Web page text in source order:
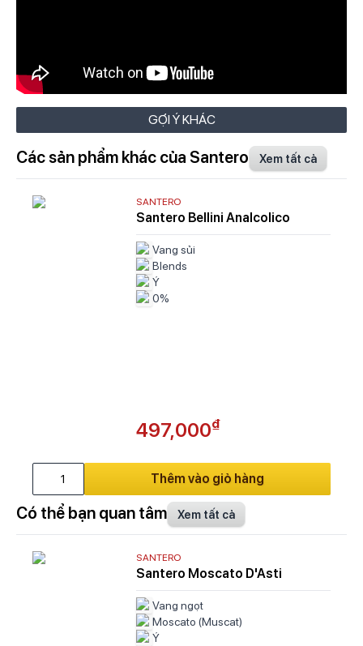
GỢI Ý KHÁC
Các sản phẩm khác của Santero Xem tất cả
SANTERO
Santero Bellini Analcolico
Vang sủi
Blends
Ý
0%
497,000₫
Thêm vào giỏ hàng
Có thể bạn quan tâm Xem tất cả
SANTERO
Santero Moscato D'Asti
Vang ngọt
Moscato (Muscat)
Ý